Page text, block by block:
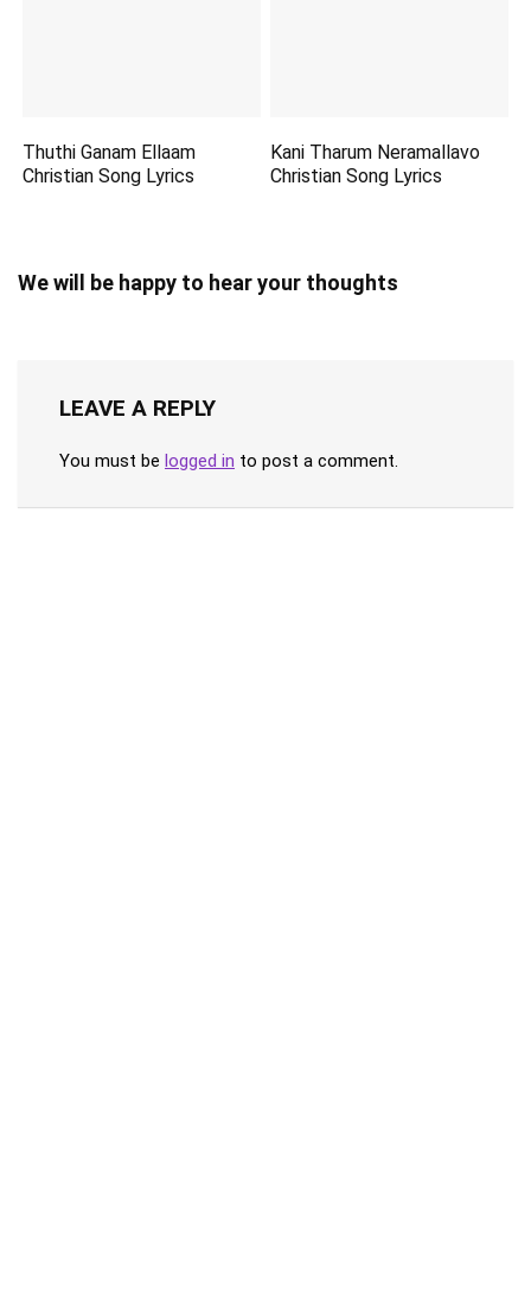
Thuthi Ganam Ellaam
Christian Song Lyrics
Kani Tharum Neramallavo
Christian Song Lyrics
We will be happy to hear your thoughts
LEAVE A REPLY
You must be logged in to post a comment.